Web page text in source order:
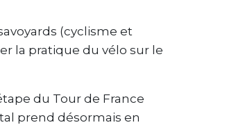
(cyclisme et
la pratique du vélo sur le
du Tour de France
prend désormais en